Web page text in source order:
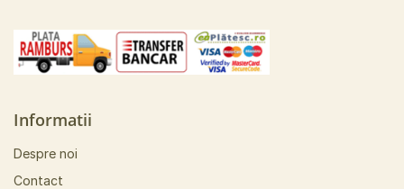
Informatii
Despre noi
Contact